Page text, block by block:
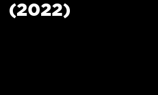
(2022)